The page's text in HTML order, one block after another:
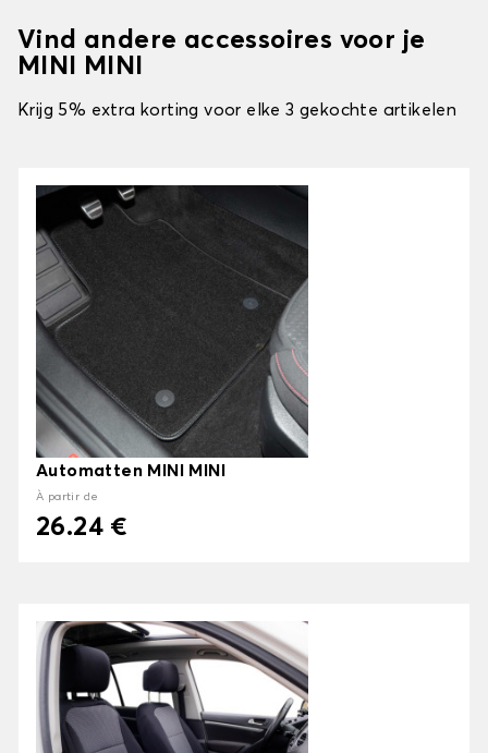
Vind andere accessoires voor je
MINI MINI
Krijg 5% extra korting voor elke 3 gekochte artikelen
Automatten MINI MINI
À partir de
26.24 €